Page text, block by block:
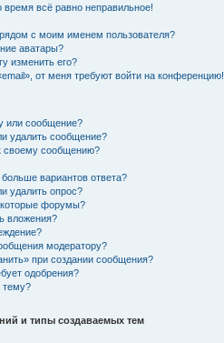
всё равно неправильное!
с моим именем пользователя?
аватары?
изменить его?
от меня требуют войти на конференцию!
или сообщение?
удалить сообщение?
своему сообщению?
вариантов ответа?
удалить опрос?
форумы?
вложения?
модератору?
при создании сообщения?
одобрения?
тему?
и типы создаваемых тем